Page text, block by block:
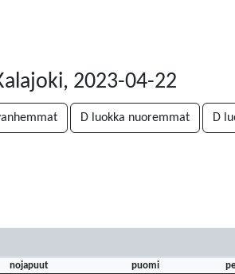
2023-04-22
D luokka nuoremmat D
nojapuut puomi